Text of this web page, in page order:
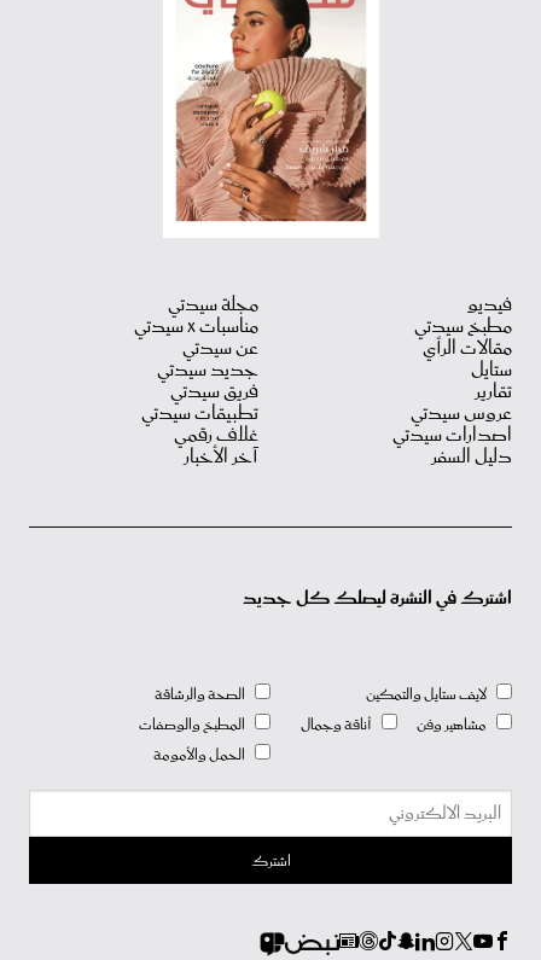
فيديو
مطبخ سيدتي
مقالات الرأي
ستايل
تقارير
عروس سيدتي
اصدارات سيدتي
دليل السفر
مجلة سيدتي
مناسبات X سيدتي
عن سيدتي
جديد سيدتي
فريق سيدتي
تطبيقات سيدتي
غلاف رقمي
آخر الأخبار
اشترك في النشرة ليصلك كل جديد
لايف ستايل والتمكين
مشاهير وفن
أناقة وجمال
الصحة والرشاقة
المطبخ والوصفات
الحمل والأمومة